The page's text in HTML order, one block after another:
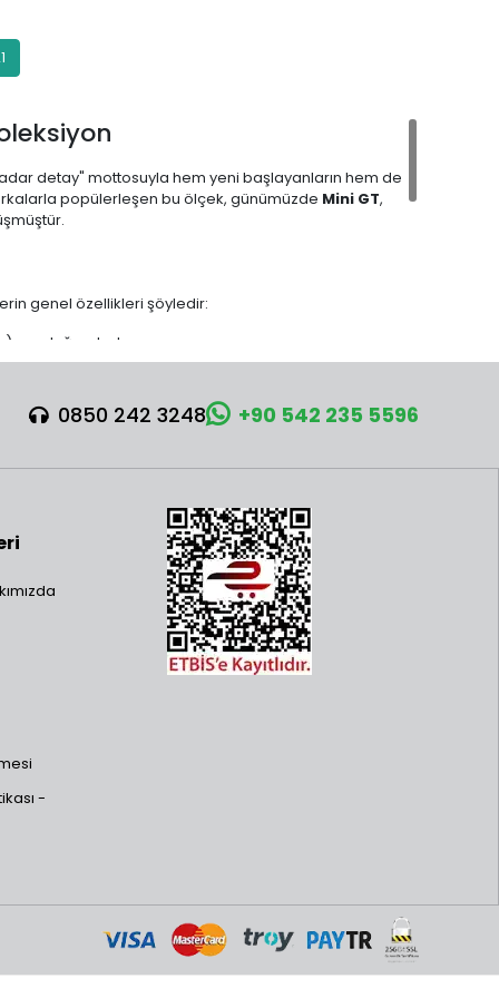
detay" mottosuyla hem yeni başlayanların hem de
popülerleşen bu ölçek, günümüzde Mini GT,
genel özellikleri şöyledir:
uzunluğundadır.
Premium modellerde ise kauçuk lastikler ve
devasa bir koleksiyon sergilemenize olanak tanır.
zamanda "nadir" ve "limited edition" (sınırlı
(maket ortamı) oluşturma ve
serileri ve nadir bulunan parçaları kategorimizden
0850 242 3248 +90 542 235 5596
-